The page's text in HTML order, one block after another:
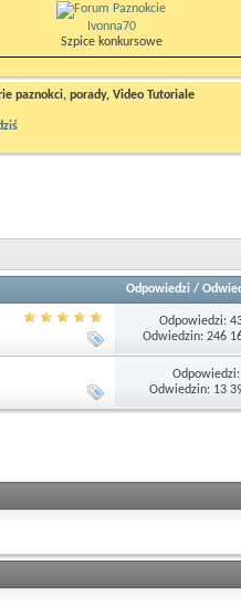
Ivonna70
Szpice konkursowe
paznokci, porady, Video Tutoriale
Odpowiedzi/
Odpowiedzi:
Odwiedzin: 246
Odwiedzin: 13